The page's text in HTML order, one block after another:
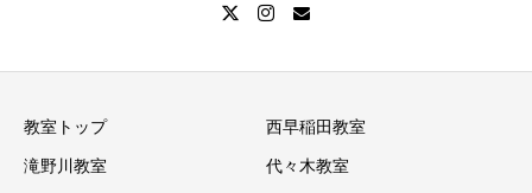
教室トップ 西早稲田教室
滝野川教室 代々木教室